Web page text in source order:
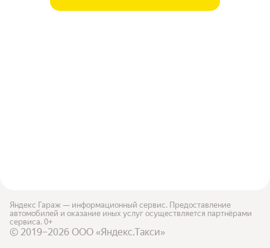
Яндекс Гараж — информационный сервис. Предоставление
автомобилей и оказание иных услуг осуществляется партнёрами
сервиса. 0+
© 2019–2026 ООО «Яндекс.Такси»